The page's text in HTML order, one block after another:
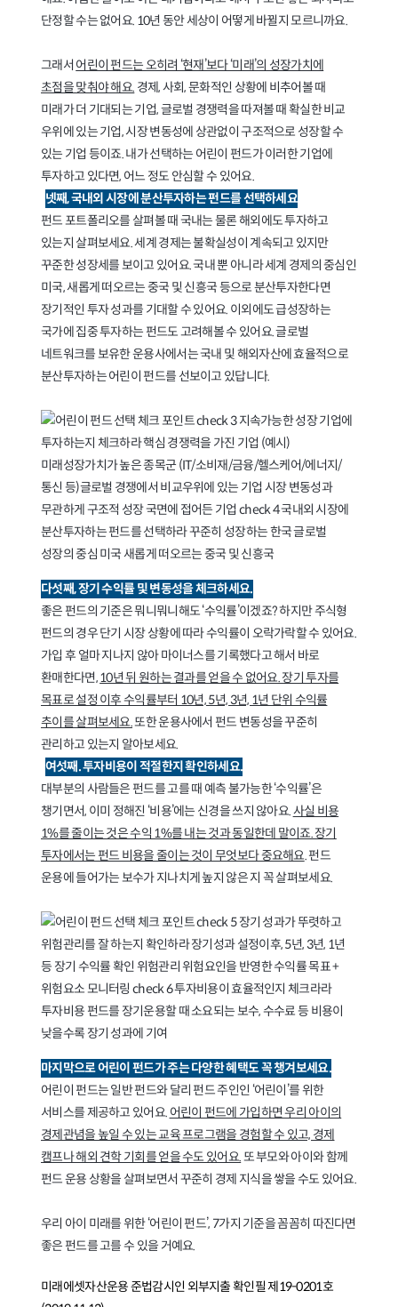
단정할 수는 없어요. 10년 동안 세상이 어떻게 바뀔지 모르니까요.
그래서 어린이 펀드는 오히려 ‘현재’보다 ‘미래’의 성장가치에
초점을 맞춰야 해요. 경제, 사회, 문화적인 상황에 비추어볼 때
미래가 더 기대되는 기업, 글로벌 경쟁력을 따져볼 때 확실한 비교
우위에 있는 기업, 시장 변동성에 상관없이 구조적으로 성장할 수
있는 기업 등이죠. 내가 선택하는 어린이 펀드가 이러한 기업에
투자하고 있다면, 어느 정도 안심할 수 있어요.
넷째, 국내외 시장에 분산투자하는 펀드를 선택하세요
펀드 포트폴리오를 살펴볼 때 국내는 물론 해외에도 투자하고
있는지 살펴보세요. 세계 경제는 불확실성이 계속되고 있지만
꾸준한 성장세를 보이고 있어요. 국내 뿐 아니라 세계 경제의 중심인
미국, 새롭게 떠오르는 중국 및 신흥국 등으로 분산투자한다면
장기적인 투자 성과를 기대할 수 있어요. 이외에도 급성장하는
국가에 집중 투자하는 펀드도 고려해볼 수 있어요. 글로벌
네트워크를 보유한 운용사에서는 국내 및 해외자산에 효율적으로
분산투자하는 어린이 펀드를 선보이고 있답니다.
다섯째, 장기 수익률 및 변동성을 체크하세요.
좋은 펀드의 기준은 뭐니뭐니해도 ‘수익률’이겠죠? 하지만 주식형
펀드의 경우 단기 시장 상황에 따라 수익률이 오락가락할 수 있어요.
가입 후 얼마 지나지 않아 마이너스를 기록했다고 해서 바로
환매한다면,10년 뒤 원하는 결과를 얻을 수 없어요. 장기 투자를
목표로 설정 이후 수익률부터 10년, 5년, 3년, 1년 단위 수익률
추이를 살펴보세요.또한 운용사에서 펀드 변동성을 꾸준히
관리하고 있는지 알아보세요.
여섯째. 투자비용이 적절한지 확인하세요.
대부분의 사람들은 펀드를 고를 때 예측 불가능한 ‘수익률’은
챙기면서, 이미 정해진 ‘비용’에는 신경을 쓰지 않아요.사실 비용
1%를 줄이는 것은 수익 1%를 내는 것과 동일한데 말이죠. 장기
투자에서는 펀드 비용을 줄이는 것이 무엇보다 중요해요. 펀드
운용에 들어가는 보수가 지나치게 높지 않은 지 꼭 살펴보세요.
마지막으로 어린이 펀드가 주는 다양한 혜택도 꼭 챙겨보세요.
어린이 펀드는 일반 펀드와 달리 펀드 주인인 ‘어린이’를 위한
서비스를 제공하고 있어요. 어린이 펀드에 가입하면 우리 아이의
경제관념을 높일 수 있는 교육 프로그램을 경험할 수 있고, 경제
캠프나 해외 견학 기회를 얻을 수도 있어요.또 부모와 아이와 함께
펀드 운용 상황을 살펴보면서 꾸준히 경제 지식을 쌓을 수도 있어요.
우리 아이 미래를 위한 ‘어린이 펀드’, 7가지 기준을 꼼꼼히 따진다면
좋은 펀드를 고를 수 있을 거예요.
미래에셋자산운용 준법감시인 외부지출 확인필 제19-0201호